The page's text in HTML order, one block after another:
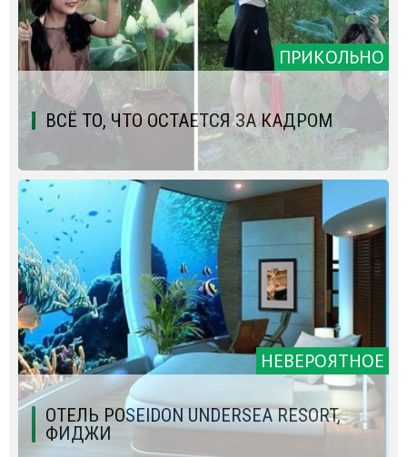
ПРИКОЛЬНО
ВСЁ ТО, ЧТО ОСТАЕТСЯ ЗА КАДРОМ
НЕВЕРОЯТНОЕ
ОТЕЛЬ POSEIDON UNDERSEA RESORT,
ФИДЖИ